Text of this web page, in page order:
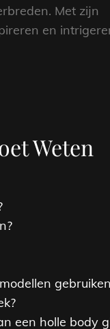
Met zijn
en
Weten
een holle body